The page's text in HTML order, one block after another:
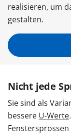
Zäune
Carports
realisieren, um
gestalten.
Nicht jede
Sie sind als
bessere U-Werte